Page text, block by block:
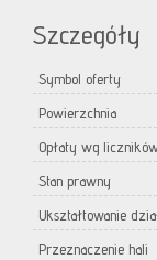
Szczegóły
Symbol oferty
Powierzchnia
Opłaty wg
Stan prawny
Ukształtowanie
Przeznaczenie hali